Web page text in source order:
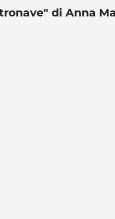
di Anna